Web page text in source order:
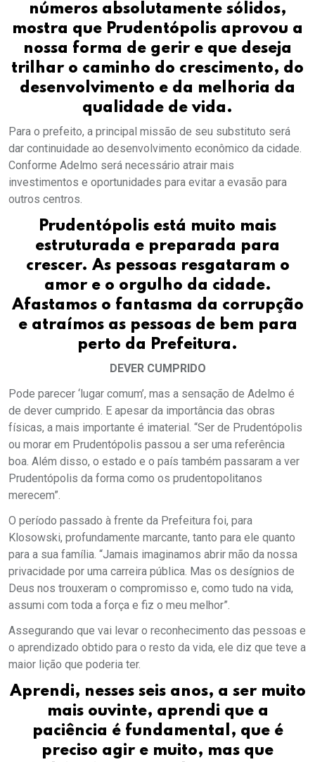
números absolutamente sólidos,
mostra que Prudentópolis aprovou a
nossa forma de gerir e que deseja
trilhar o caminho do crescimento, do
desenvolvimento e da melhoria da
qualidade de vida.
Para o prefeito, a principal missão de seu substituto será
dar continuidade ao desenvolvimento econômico da cidade.
Conforme Adelmo será necessário atrair mais
investimentos e oportunidades para evitar a evasão para
outros centros.
Prudentópolis está muito mais
estruturada e preparada para
crescer. As pessoas resgataram o
amor e o orgulho da cidade.
Afastamos o fantasma da corrupção
e atraímos as pessoas de bem para
perto da Prefeitura.
DEVER CUMPRIDO
Pode parecer ‘lugar comum’, mas a sensação de Adelmo é
de dever cumprido. E apesar da importância das obras
físicas, a mais importante é imaterial. “Ser de Prudentópolis
ou morar em Prudentópolis passou a ser uma referência
boa. Além disso, o estado e o país também passaram a ver
Prudentópolis da forma como os prudentopolitanos
merecem”.
O período passado à frente da Prefeitura foi, para
Klosowski, profundamente marcante, tanto para ele quanto
para a sua família. “Jamais imaginamos abrir mão da nossa
privacidade por uma carreira pública. Mas os desígnios de
Deus nos trouxeram o compromisso e, como tudo na vida,
assumi com toda a força e fiz o meu melhor”.
Assegurando que vai levar o reconhecimento das pessoas e
o aprendizado obtido para o resto da vida, ele diz que teve a
maior lição que poderia ter.
Aprendi, nesses seis anos, a ser muito
mais ouvinte, aprendi que a
paciência é fundamental, que é
preciso agir e muito, mas que